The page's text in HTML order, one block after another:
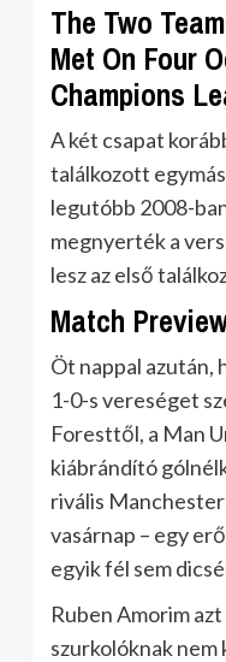
The Two
Met On Four
Champions
A két csapat
találkozott
legutóbb 2008-
megnyerték a
lesz az első
Match
Öt nappal azután,
1-0-s vereséget
Foresttől, a Man
kiábrándító
rivális
vasárnap – egy
egyik fél sem
Ruben Amorim
szurkolóknak nem